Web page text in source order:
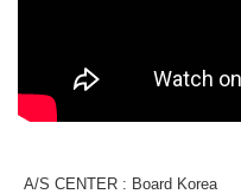
A/S CENTER : Board Korea